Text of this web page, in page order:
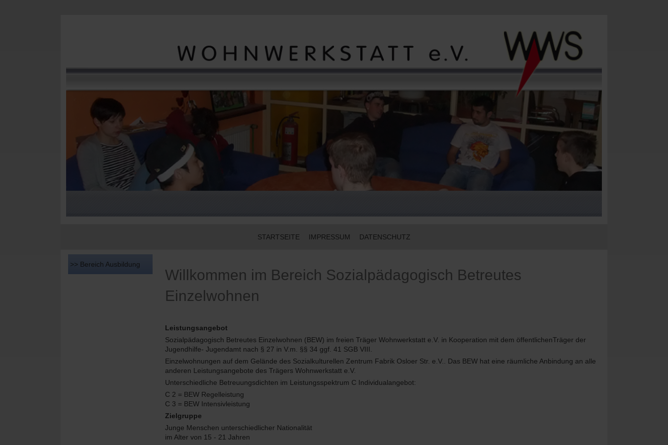
STARTSEITE IMPRESSUM DATENSCHUTZ
>> Bereich Ausbildung
Willkommen im Bereich Sozialpädagogisch Betreutes
Einzelwohnen
Leistungsangebot
Sozialpädagogisch Betreutes Einzelwohnen (BEW) im freien Träger Wohnwerkstatt e.V. in Kooperation mit dem öffentlichenTräger der
Jugendhilfe- Jugendamt nach § 27 in V.m. §§ 34 ggf. 41 SGB VIII.
Einzelwohnungen auf dem Gelände des Sozialkulturellen Zentrum Fabrik Osloer Str. e.V.. Das BEW hat eine räumliche Anbindung an alle
anderen Leistungsangebote des Trägers Wohnwerkstatt e.V.
Unterschiedliche Betreuungsdichten im Leistungsspektrum C Individualangebot:
C 2 = BEW Regelleistung
C 3 = BEW Intensivleistung
Zielgruppe
Junge Menschen unterschiedlicher Nationalität
im Alter von 15 - 21 Jahren